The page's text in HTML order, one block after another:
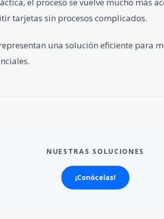
tarjetas sin procesos complicados.
una solución eficiente para
NUESTRAS SOLUCIONES
¡Conócelas!